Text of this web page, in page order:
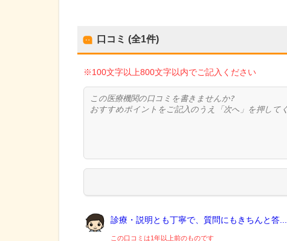
口コミ (全1件)
※100文字以上800文字以内でご記入ください
診療・説明とも丁寧で、質問にもきちんと答...
この口コミは1年以上前のものです